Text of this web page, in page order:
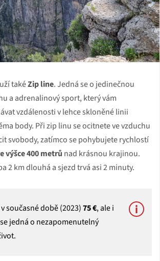
takéZip line. Jedná se o jedinečnou
a adrenalinový sport, který vám
vzdálenosti v lehce skloněné linii
body. Při zip linu se ocitnete ve vzduchu
svobody, zatímco se pohybujete rychlostí
výšce 400 metrů nad krásnou krajinou.
2 km dlouhá a sjezd trvá asi 2 minuty.
současné době (2023)75 €, ale i
jedná o nezapomenutelný